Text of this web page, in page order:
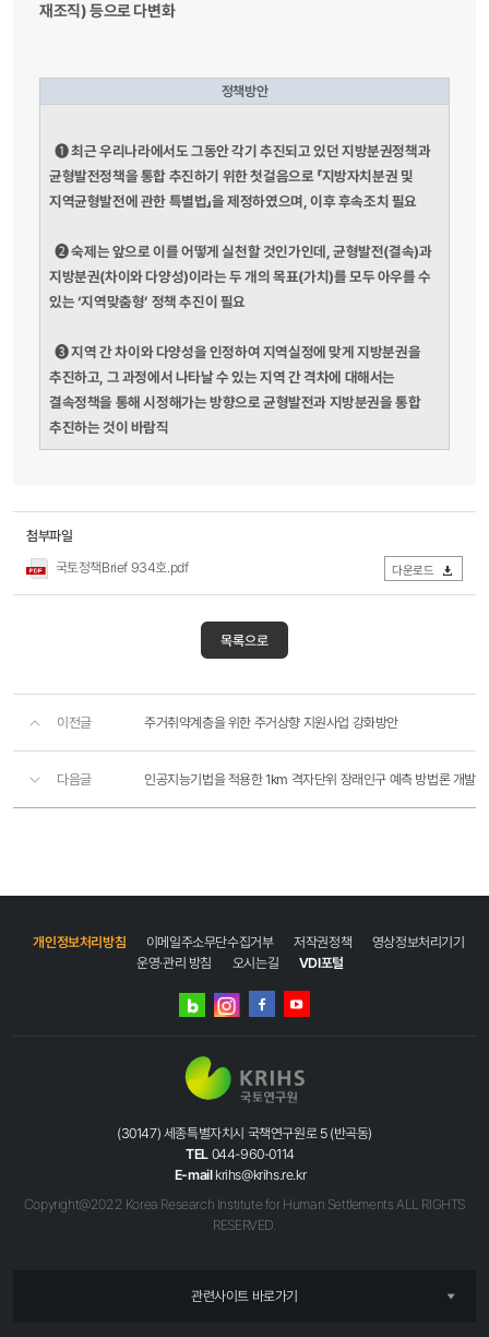
재조직) 등으로 다변화
정책방안
➊최근 우리나라에서도 그동안 각기 추진되고 있던 지방분권정책과
균형발전정책을 통합 추진하기 위한 첫걸음으로 「지방자치분권 및
지역균형발전에 관한 특별법」을 제정하였으며, 이후 후속조치 필요
➋숙제는 앞으로 이를 어떻게 실천할 것인가인데, 균형발전(결속)과
지방분권(차이와 다양성)이라는 두 개의 목표(가치)를 모두 아우를 수
있는 ‘지역맞춤형’ 정책 추진이 필요
➌지역 간 차이와 다양성을 인정하여 지역실정에 맞게 지방분권을
추진하고, 그 과정에서 나타날 수 있는 지역 간 격차에 대해서는
결속정책을 통해 시정해가는 방향으로 균형발전과 지방분권을 통합
추진하는 것이 바람직
첨부파일
국토정책Brief 934호.pdf
다운로드
목록으로
이전글 주거취약계층을 위한 주거상향 지원사업 강화방안
다음글 인공지능기법을 적용한 1km 격자단위 장래인구 예측 방법론 개발
개인정보처리방침 이메일주소무단수집거부 저작권정책
영상정보처리기기
운영·관리 방침
오시는길 VDI포털
네이버
인스타그램
(30147) 세종특별자치시 국책연구원로 5 (반곡동)
TEL 044-960-0114
E-mail krihs@krihs.re.kr
Copyright@2022 Korea Research Institute for Human Settlements ALL RIGHTS
RESERVED.
관련사이트 바로가기